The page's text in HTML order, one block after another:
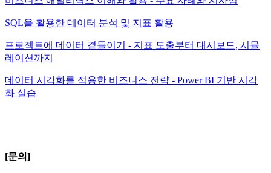
SQL을 활용한 데이터 분석 및 지표 활용
프로젝트에 데이터 곁들이기 - 지표 도출부터 대시보드, 시뮬
레이션까지
데이터 시각화를 적용한 비즈니스 전략 - Power BI 기반 시각
화 실습
[문의]